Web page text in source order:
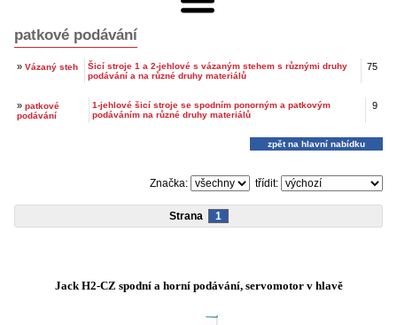
patkové podávání
» Vázaný steh
Šicí stroje 1 a 2-jehlové s vázaným stehem s různými druhy
podávání a na různé druhy materiálů
75
» patkové
podávání
1-jehlové šicí stroje se spodním ponorným a patkovým
podáváním na různé druhy materiálů
9
zpět na hlavní nabídku
třídit:
Značka:
Strana 1
Jack H2-CZ spodní a horní podávání, servomotor v hlavě